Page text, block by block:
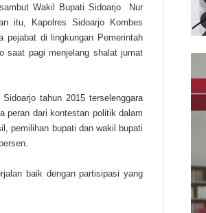
Wakil Bupati Sidoarjo Nur
itu, Kapolres Sidoarjo Kombes
pejabat di lingkungan Pemerintah
saat pagi menjelang shalat jumat
tahun 2015 terselenggara
peran dari kontestan politik dalam
pemilihan bupati dan wakil bupati
baik dengan partisipasi yang